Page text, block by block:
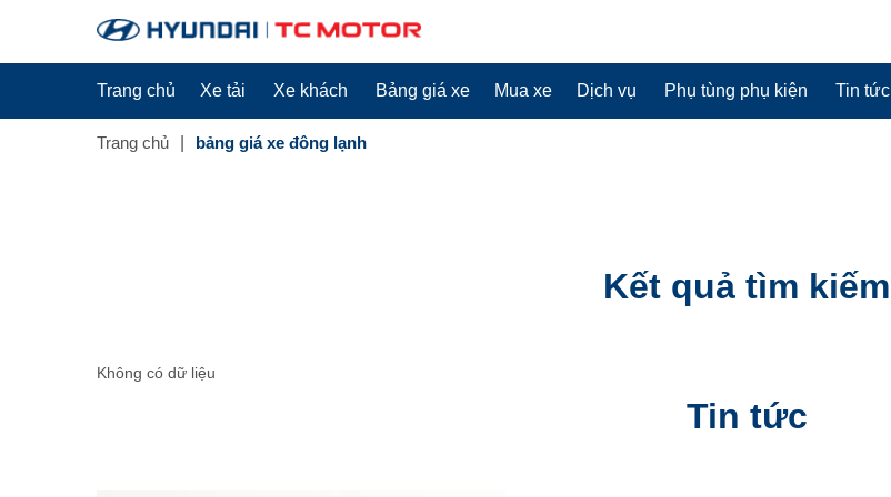
Trang chủ Xe tải Xe khách Bảng giá xe Mua xe Dịch vụ Phụ tùng phụ kiện Tin tức
Trang chủ bảng giá xe đông lạnh
Kết quả tìm kiếm
Không có dữ liệu
Tin tức